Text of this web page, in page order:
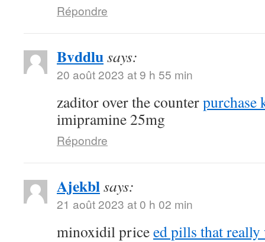
Répondre
Bvddlusays:
20 août 2023 at 9 h 55 min
zaditor over the counterpurchase
imipramine 25mg
Répondre
Ajekblsays:
21 août 2023 at 0 h 02 min
minoxidil priceed pills that